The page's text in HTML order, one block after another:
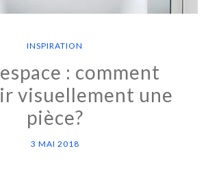
INSPIRATION
: comment
visuellement une
pièce?
3 MAI 2018